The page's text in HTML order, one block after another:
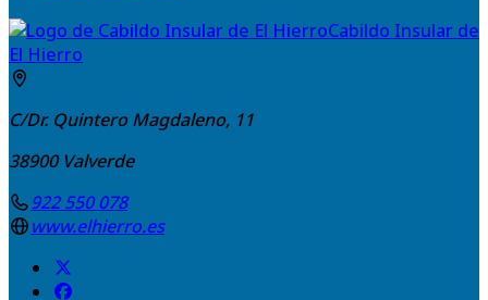
Cabildo Insular de
El Hierro
C/Dr. Quintero Magdaleno, 11
38900 Valverde
922 550 078
www.elhierro.es